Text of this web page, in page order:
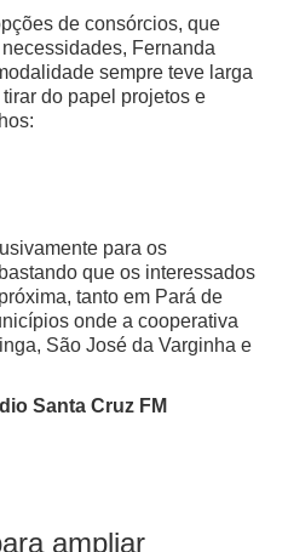
de consórcios, que
Fernanda
sempre teve larga
do papel projetos e
para os
que os interessados
tanto em Pará de
onde a cooperativa
São José da Varginha e
Santa Cruz FM
ampliar